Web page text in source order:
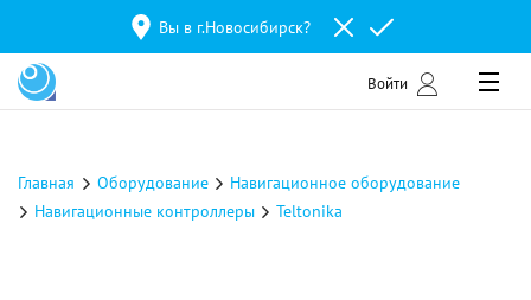
Вы в г.Новосибирск?
Войти
Главная Оборудование
Навигационное оборудование
Навигационные контроллеры
Teltonika